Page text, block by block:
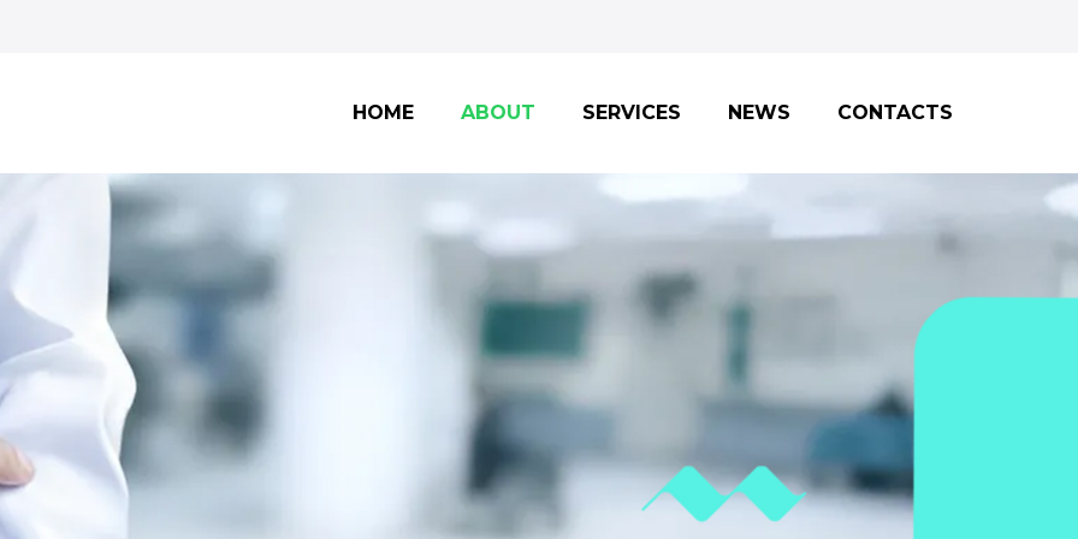
HOME ABOUT SERVICES NEWS CONTACTS